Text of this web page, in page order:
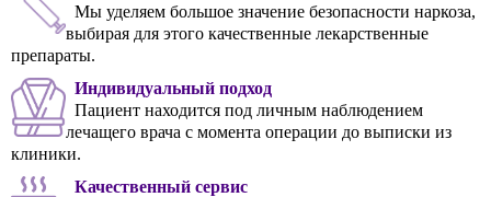
Мы уделяем большое значение безопасности наркоза,
выбирая для этого качественные лекарственные
препараты.
Индивидуальный подход
Пациент находится под личным наблюдением
лечащего врача с момента операции до выписки из
клиники.
Качественный сервис